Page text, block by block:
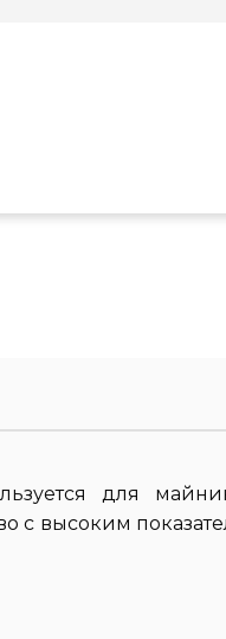
для
с высоким